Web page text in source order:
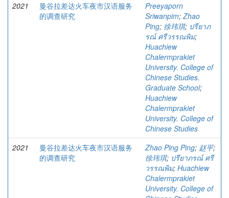
2021
曼谷拉差达火车夜市汉语服务
的调查研究
Preeyaporn
Sriwanpim;Zhao
Ping; 徐玮琪; ปรียาภ
รณ์ ศรีวรรณพิม;
Huachiew
Chalermprakiet
University. College of
Chinese Studies.
Graduate School;
Huachiew
Chalermprakiet
University. College of
Chinese Studies
2021
曼谷拉差达火车夜市汉语服务
的调查研究
Zhao Ping Ping; 赵平;
徐玮琪; ปรียาภรณ์ ศรี
วรรณพิม; Huachiew
Chalermprakiet
University. College of